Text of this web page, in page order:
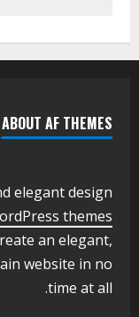
3
ABOUT AF THEMES
elegant design
themes
an elegant,
website in no
time at all.